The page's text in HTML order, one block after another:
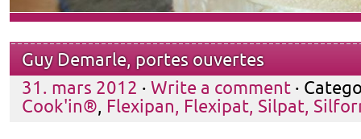
Guy Demarle, portes ouvertes
31. mars 2012 · Write a comment ·
Cook'in®, Flexipan, Flexipat, Silpat,